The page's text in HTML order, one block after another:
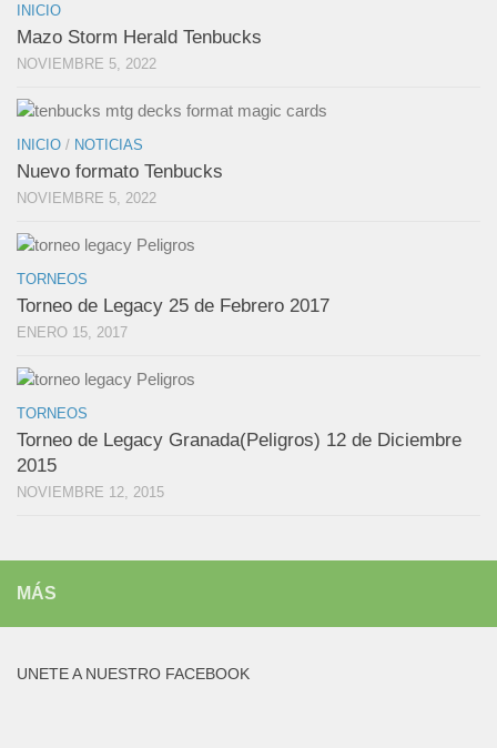
INICIO
Mazo Storm Herald Tenbucks
NOVIEMBRE 5, 2022
INICIO / NOTICIAS
Nuevo formato Tenbucks
NOVIEMBRE 5, 2022
TORNEOS
Torneo de Legacy 25 de Febrero 2017
ENERO 15, 2017
TORNEOS
Torneo de Legacy Granada(Peligros) 12 de Diciembre
2015
NOVIEMBRE 12, 2015
MÁS
UNETE A NUESTRO FACEBOOK